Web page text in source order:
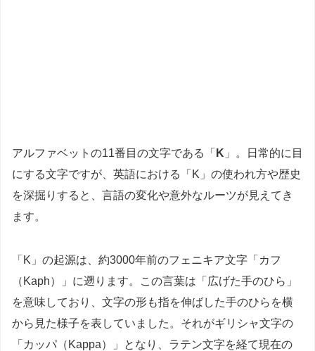
アルファベットの11番目の文字である「 K 」。日常的に目
にする文字ですが、英語における「K」の使われ方や歴史
を深掘りすると、言語の変化や意外なルーツが見えてき
ます。
「K」の起源は、約3000年前のフェニキア文字「カフ
（Kaph）」に遡ります。この言葉は「広げた手のひら」
を意味しており、文字の形も指を伸ばした手のひらを横
から見た様子を表していました。それがギリシャ文字の
「カッパ（Kappa）」となり、ラテン文字を経て現在の